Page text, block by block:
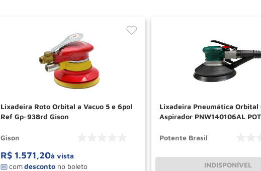
Lixadeira Roto Orbital a Vacuo 5 e 6pol
Ref Gp-938rd Gison
Gison
R$ 1.571,20à vista
Lixadeira Pneumática Orbital
Aspirador PNW140106AL
Potente Brasil
INDISPONÍVEL